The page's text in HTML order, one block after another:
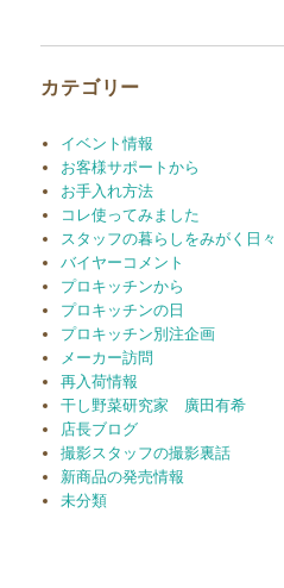
カテゴリー
イベント情報
お客様サポートから
お手入れ方法
コレ使ってみました
スタッフの暮らしをみがく日々
バイヤーコメント
プロキッチンから
プロキッチンの日
プロキッチン別注企画
メーカー訪問
再入荷情報
干し野菜研究家 廣田有希
店長ブログ
撮影スタッフの撮影裏話
新商品の発売情報
未分類